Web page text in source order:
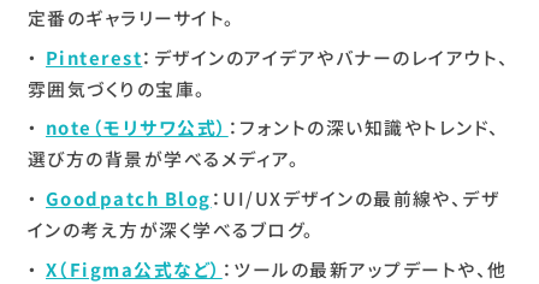
定番のギャラリーサイト。
Pinterest：デザインのアイデアやバナーのレイアウト、
雰囲気づくりの宝庫。
note（モリサワ公式） ：フォントの深い知識やトレンド、
選び方の背景が学べるメディア。
Goodpatch Blog：UI/UXデザインの最前線や、デザ
インの考え方が深く学べるブログ。
X（Figma公式など） ：ツールの最新アップデートや、他